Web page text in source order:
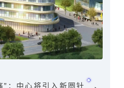
：中心将引入 新圆针
、